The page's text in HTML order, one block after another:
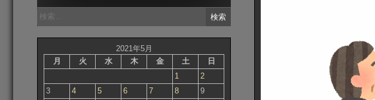
検
索:
2021年5月
月
火 水 木 金 土 日
1
2
3
4 5 6 7 8
9